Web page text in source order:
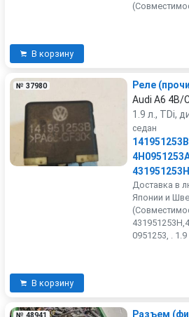
В корзину
№ 37980
Реле
Audi A6 4B/
1.9 л., TDi,
седан
141951253B
431951253H
Доставка в
Японии и
0951253, . 1.9
В корзину
№ 48941
Разъем